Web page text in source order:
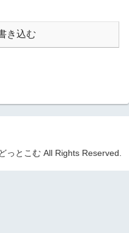
き込む
っとこむ All Rights Reserved.